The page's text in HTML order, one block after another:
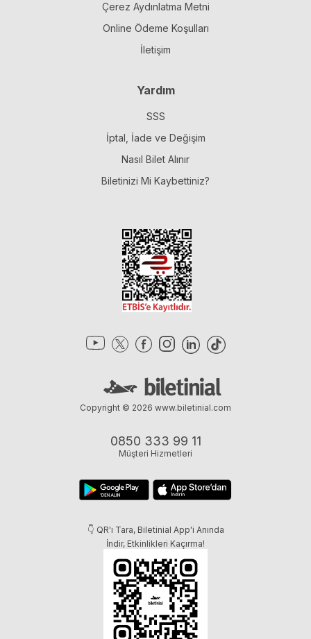
Çerez Aydınlatma Metni
Online Ödeme Koşulları
İletişim
Yardım
SSS
İptal, İade ve Değişim
Nasıl Bilet Alınır
Biletinizi Mi Kaybettiniz?
0850 333 99 11
Müşteri Hizmetleri
👇 QR'ı Tara, Biletinial App'i Anında
İndir, Etkinlikleri Kaçırma!
Copyright © 2026 www.biletinial.com